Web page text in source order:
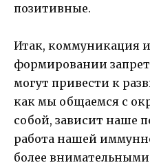
позитивные.
Итак, коммуникация
формировании
могут привести к
как мы общаемся с
собой, зависит наше
работа нашей
более